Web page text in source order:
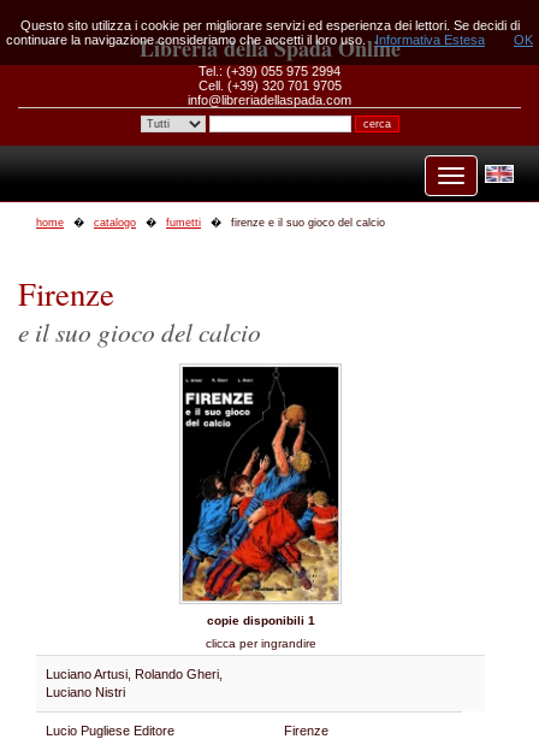
Libreria della Spada Online
Tel.: (+39) 055 975 2994
Cell. (+39) 320 701 9705
info@libreriadellaspada.com
home catalogo fumetti firenze e il suo gioco del calcio
Firenze
e il suo gioco del calcio
copie disponibili 1
clicca per ingrandire
Luciano Artusi, Rolando Gheri,
Luciano Nistri
Lucio Pugliese Editore Firenze
Questo sito utilizza i cookie per migliorare servizi ed esperienza dei lettori. Se decidi di
continuare la navigazione consideriamo che accetti il loro uso.
Informativa Estesa OK